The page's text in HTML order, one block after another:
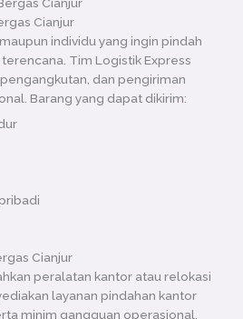
Cianjur
Cianjur
individu yang ingin pindah
Tim Logistik Express
dan pengiriman
Barang yang dapat dikirim:
Cianjur
peralatan kantor atau relokasi
layanan pindahan kantor
minim gangguan operasional.